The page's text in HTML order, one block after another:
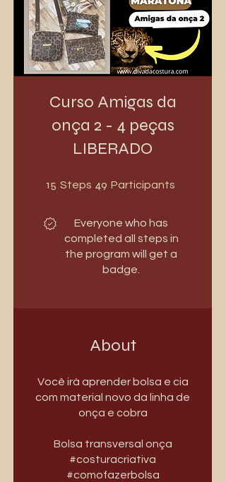
Curso Amigas da
onça 2 - 4 peças
LIBERADO
15 Steps 15 Steps
49 Participants
Everyone who has
completed all steps in
the program will get a
badge.
About
Você irá aprender bolsa e cia
com material novo da linha de
onça e cobra
Bolsa transversal onça
#costuracriativa
#comofazerbolsa